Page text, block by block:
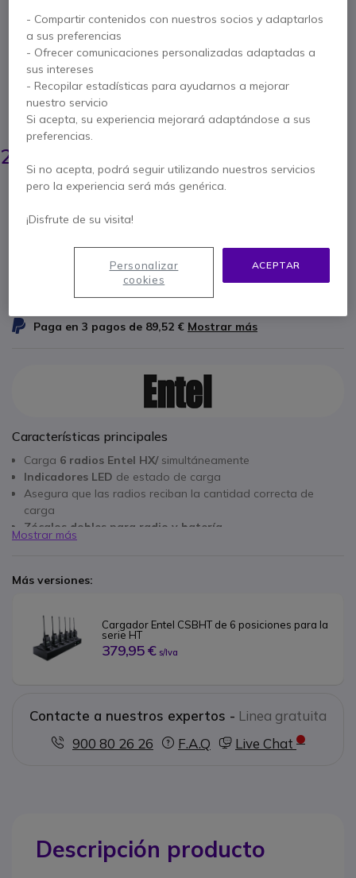
serie HX400 y Hx
Ref. del producto: ENTCSBHX // Ref. fabricante: CSBHX
Cargador rápido de seis unidades para walkie
talkies Entel HX
AHORRA 198,00 €
419,95 €
221,95 €
Cantidad
PRESUPUESTO EN 4 H
en stock Entrega:24/48 h
Paga en 3 pagos de 89,52 € Mostrar más
Características principales
Carga 6 radios Entel HX/simultáneamente
Indicadores LED de estado de carga
Asegura que las radios reciban la cantidad correcta de
carga
Zócalos dobles para radio y batería
Tiempo de carga rápida: 1.5-2 horas
Mostrar más
Más versiones:
Cargador Entel CSBHT de 6 posiciones para la
serie HT
379,95 € s/Iva
Contacte a nuestros expertos - Linea gratuita
900 80 26 26
F.A.Q Live Chat
Descripción producto
- Compartir contenidos con nuestros socios y adaptarlos
a sus preferencias
- Ofrecer comunicaciones personalizadas adaptadas a
sus intereses
- Recopilar estadísticas para ayudarnos a mejorar
nuestro servicio
Si acepta, su experiencia mejorará adaptándose a sus
preferencias.
Si no acepta, podrá seguir utilizando nuestros servicios
pero la experiencia será más genérica.
¡Disfrute de su visita!
ACEPTAR
Personalizar
cookies